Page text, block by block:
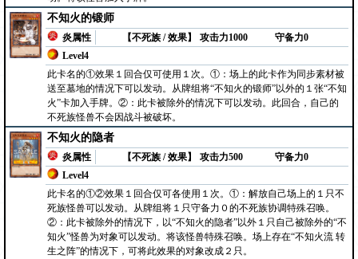
不知火的锻师
炎属性
【不死族 / 效果】
Level4
攻击力1000 守备力0
此卡名的①效果１回合仅可使用１次。①：场上的此卡作为同步素材被
送至墓地的情况下可以发动。从牌组将“不知火的锻师”以外的１张“不知
火”卡加入手牌。②：此卡被除外的情况下可以发动。此回合，自己的
不死族怪兽不会因战斗被破坏。
不知火的隐者
炎属性
【不死族 / 效果】
Level4
攻击力500 守备力0
此卡名的①②效果１回合仅可各使用１次。①：解放自己场上的１只不
死族怪兽可以发动。从牌组将１只守备力０的不死族协调特殊召唤。
②：此卡被除外的情况下，以“不知火的隐者”以外１只自己被除外的“不
知火”怪兽为对象可以发动。将该怪兽特殊召唤。场上存在“不知火流 转
生之阵”的情况下，可将此效果的对象改成２只。